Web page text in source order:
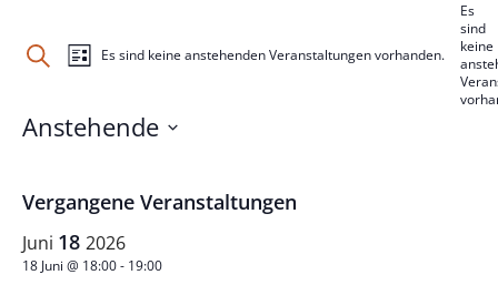
Es
sind
keine
Es sind keine anstehenden Veranstaltungen vorhanden.
Suche
und
Navigation
SUCHE
Navigation
LISTE
Anstehende
Vergangene Veranstaltungen
Juni 18 2026
18 Juni @ 18:00- 19:00